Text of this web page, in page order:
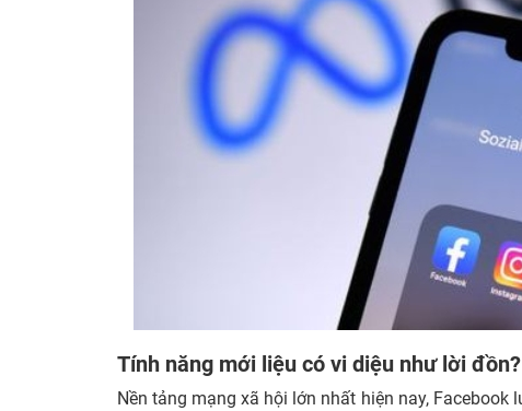
Tính năng mới liệu có vi diệu như lời
Nền tảng mạng xã hội lớn nhất hiện nay,